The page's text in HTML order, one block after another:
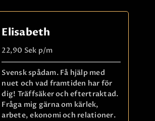
Elisabeth
22,90 Sek p/m
Svensk spådam. Få hjälp med
nuet och vad framtiden har för
dig! Träffsäker och eftertraktad.
Fråga mig gärna om kärlek,
arbete, ekonomi och relationer.